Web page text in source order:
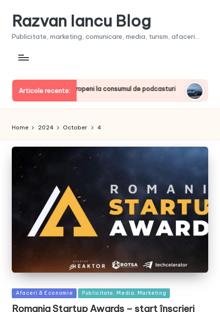
Razvan Iancu Blog
Publicitate, marketing, comunicare, media, turism, afaceri...
Articole recente:
liderii europeni la consumul de podcasturi Clienţii își
June 20, 2026
Home 2024 October 4
Posted
Afaceri & Economie Publicitate, Media, Marketing
Romania Startup Awards – start înscrieri